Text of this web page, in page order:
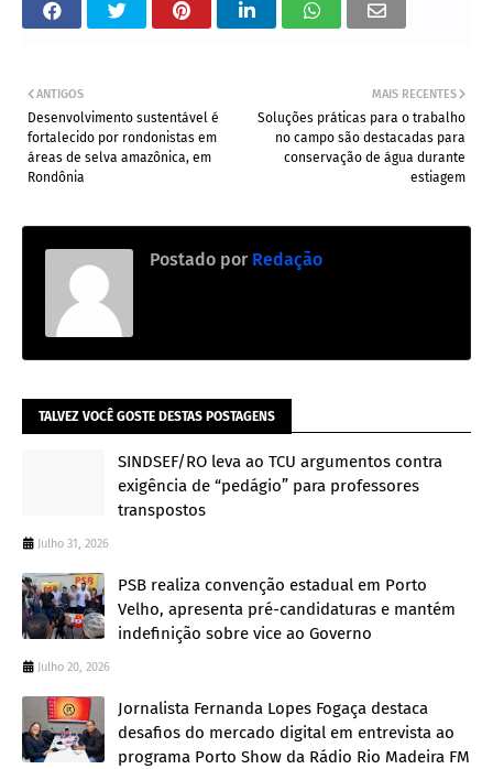
MAIS RECENTES
Soluções práticas para o trabalho
no campo são destacadas para
conservação de água durante
estiagem
ANTIGOS
Desenvolvimento sustentável é
fortalecido por rondonistas em
áreas de selva amazônica, em
Rondônia
Postado por Redação
TALVEZ VOCÊ GOSTE DESTAS POSTAGENS
SINDSEF/RO leva ao TCU argumentos contra
exigência de “pedágio” para professores
transpostos
Julho 31, 2026
PSB realiza convenção estadual em Porto
Velho, apresenta pré-candidaturas e mantém
indefinição sobre vice ao Governo
Julho 20, 2026
Jornalista Fernanda Lopes Fogaça destaca
desafios do mercado digital em entrevista ao
programa Porto Show da Rádio Rio Madeira FM